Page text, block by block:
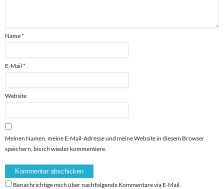
Name*
E-Mail *
Website
Meinen Namen, meine E-Mail-Adresse und meine Website in diesem Browser
speichern, bis ich wieder kommentiere.
Benachrichtige mich über nachfolgende Kommentare via E-Mail.